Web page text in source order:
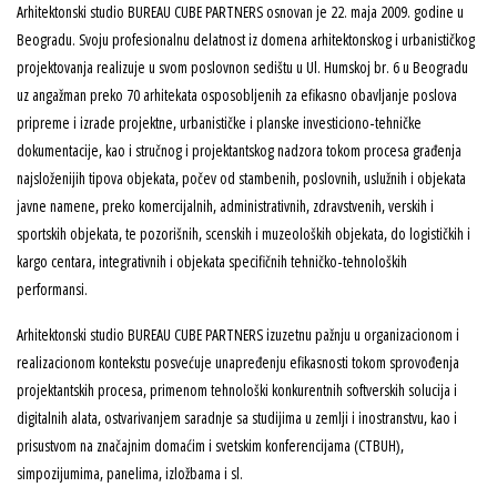
Arhitektonski studio BUREAU CUBE PARTNERS osnovan je 22. maja 2009. godine u
Beogradu. Svoju profesionalnu delatnost iz domena arhitektonskog i urbanističkog
projektovanja realizuje u svom poslovnon sedištu u Ul. Humskoj br. 6 u Beogradu
uz angažman preko 70 arhitekata osposobljenih za efikasno obavljanje poslova
pripreme i izrade projektne, urbanističke i planske investiciono-tehničke
dokumentacije, kao i stručnog i projektantskog nadzora tokom procesa građenja
najsloženijih tipova objekata, počev od stambenih, poslovnih, uslužnih i objekata
javne namene, preko komercijalnih, administrativnih, zdravstvenih, verskih i
sportskih objekata, te pozorišnih, scenskih i muzeoloških objekata, do logističkih i
kargo centara, integrativnih i objekata specifičnih tehničko-tehnoloških
performansi.
Arhitektonski studio BUREAU CUBE PARTNERS izuzetnu pažnju u organizacionom i
realizacionom kontekstu posvećuje unapređenju efikasnosti tokom sprovođenja
projektantskih procesa, primenom tehnološki konkurentnih softverskih solucija i
digitalnih alata, ostvarivanjem saradnje sa studijima u zemlji i inostranstvu, kao i
prisustvom na značajnim domaćim i svetskim konferencijama (CTBUH),
simpozijumima, panelima, izložbama i sl.